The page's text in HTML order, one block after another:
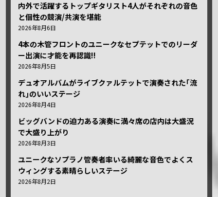
内外で活躍するトップギタリスト4人がそれぞれの音色
と個性の競演/共演を堪能
2026年8月6日
4本の木管フロントのユニークなセプテットでのリーダ
ー出演に才能を再認識!!
2026年8月5日
デュオアルバムがライブクァルテットで演奏された｢流
れ｣のいいステージ
2026年8月4日
ビッグバンドの迫力ある演奏に満々席の店内は大盛況
で大盛り上がり
2026年8月3日
ユニークなソプラノ管奏者率いる綺麗な音色でよくス
ウィングする素晴らしいステージ
2026年8月2日